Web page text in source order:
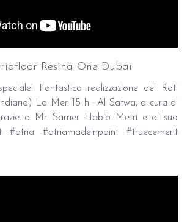
Resina One Dubai
Fantastica realizzazione del Roti
La Mer. 15 h · Al Satwa, a cura di
a Mr. Samer Habib Metri e al suo
#atria #atriamadeinpaint #truecement